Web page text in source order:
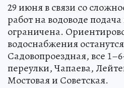
29 июня в связи со
работ на водоводе
ограничена.
водоснабжения
Садовопроездная, все
переулки, Чапаева,
Мостовая и Советская.